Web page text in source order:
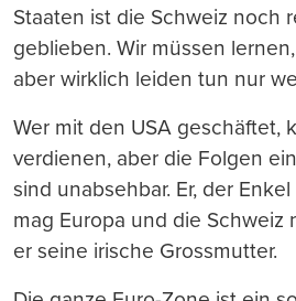
Staaten ist die Schweiz noch
geblieben. Wir müssen
aber wirklich leiden tun nur
Wer mit den USA geschäftet,
verdienen, aber die Folgen
sind unabsehbar. Er, der
mag Europa und die Schweiz
er seine irische Grossmutter.